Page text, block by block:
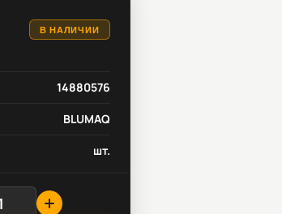
В НАЛИЧИИ
14880576
BLUMAQ
шт.